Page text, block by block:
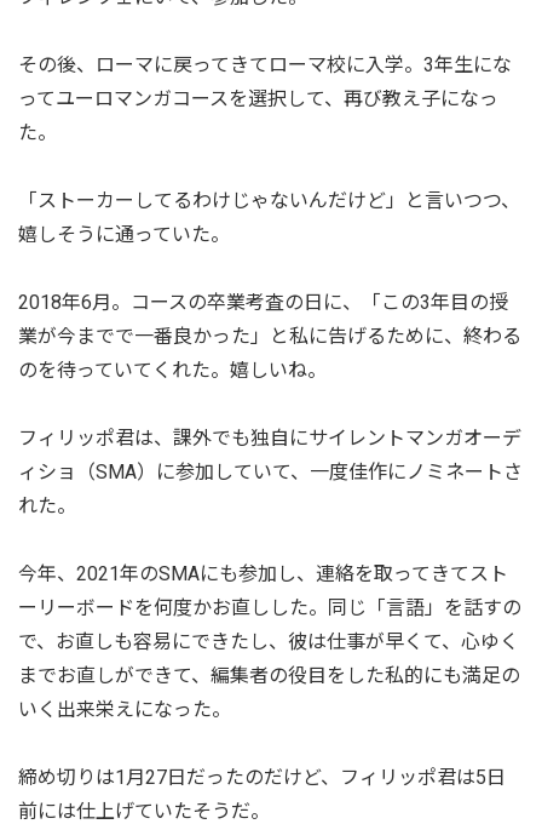
その後、ローマに戻ってきてローマ校に入学。3年生にな
ってユーロマンガコースを選択して、再び教え子になっ
た。
「ストーカーしてるわけじゃないんだけど」と言いつつ、
嬉しそうに通っていた。
2018年6月。コースの卒業考査の日に、「この3年目の授
業が今までで一番良かった」と私に告げるために、終わる
のを待っていてくれた。嬉しいね。
フィリッポ君は、課外でも独自にサイレントマンガオーデ
ィショ（SMA）に参加していて、一度佳作にノミネートさ
れた。
今年、2021年のSMAにも参加し、連絡を取ってきてスト
ーリーボードを何度かお直しした。同じ「言語」を話すの
で、お直しも容易にできたし、彼は仕事が早くて、心ゆく
までお直しができて、編集者の役目をした私的にも満足の
いく出来栄えになった。
締め切りは1月27日だったのだけど、フィリッポ君は5日
前には仕上げていたそうだ。